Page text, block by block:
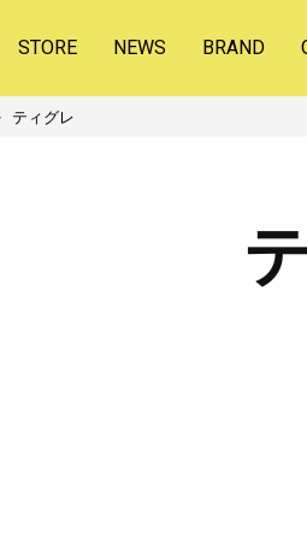
STORE NEWS BRAND
ティグレ